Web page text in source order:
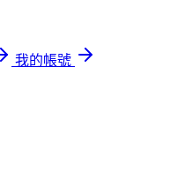
我的帳號